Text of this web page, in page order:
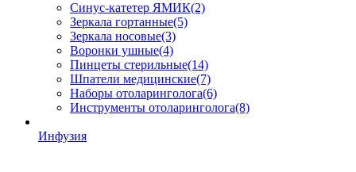
Синус-катетер ЯМИК(2)
Зеркала гортанные(5)
Зеркала носовые(3)
Воронки ушные(4)
Пинцеты стерильные(14)
Шпатели медицинские(7)
Наборы отоларинголога(6)
Инструменты отоларинголога(8)
Инфузия